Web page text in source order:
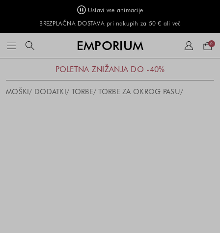
Ustavi vse animacije
BREZPLAČNA DOSTAVA pri nakupih za 50 € ali več
EMPORIUM 0
POLETNA ZNIŽANJA DO -40%
MOŠKI DODATKI TORBE TORBE ZA OKROG PASU